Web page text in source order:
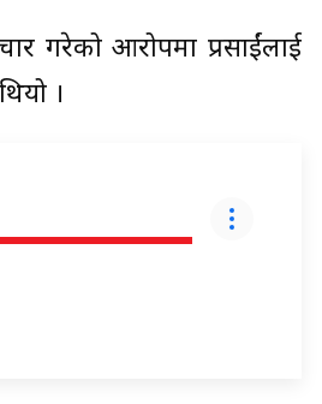
गरेको आरोपमा प्रसाईंलाई
।